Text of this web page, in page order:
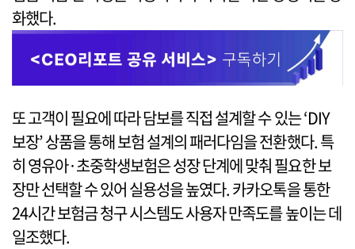
화했다.
또 고객이 필요에 따라 담보를 직접 설계할 수 있는 ‘DIY
보장’ 상품을 통해 보험 설계의 패러다임을 전환했다. 특
히 영유아·초중학생보험은 성장 단계에 맞춰 필요한 보
장만 선택할 수 있어 실용성을 높였다. 카카오톡을 통한
24시간 보험금 청구 시스템도 사용자 만족도를 높이는 데
일조했다.